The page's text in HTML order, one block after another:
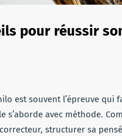
pour réussir
est souvent l’épreuve qui
s’aborde avec méthode.
structurer sa